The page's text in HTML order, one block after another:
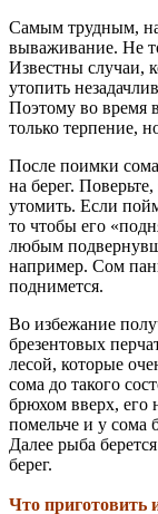
Самым трудным,
вываживание. Не
Известны случаи,
утопить
Поэтому во время
только терпение,
После поимки
на берег.
утомить. Если
то чтобы его
любым
например. Сом
поднимется.
Во избежание
брезентовых
лесой, которые
сома до такого
брюхом вверх, его
помельче и у сома
Далее рыба
берег.
Что приготовить